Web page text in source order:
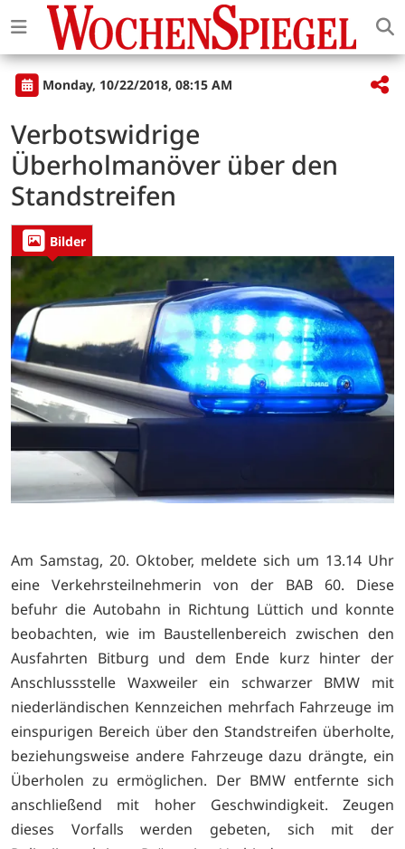
Monday, 10/22/2018, 08:15 AM
Verbotswidrige
Überholmanöver über den
Standstreifen
Bilder
Am Samstag, 20. Oktober, meldete sich um 13.14 Uhr
eine Verkehrsteilnehmerin von der BAB 60. Diese
befuhr die Autobahn in Richtung Lüttich und konnte
beobachten, wie im Baustellenbereich zwischen den
Ausfahrten Bitburg und dem Ende kurz hinter der
Anschlussstelle Waxweiler ein schwarzer BMW mit
niederländischen Kennzeichen mehrfach Fahrzeuge im
einspurigen Bereich über den Standstreifen überholte,
beziehungsweise andere Fahrzeuge dazu drängte, ein
Überholen zu ermöglichen. Der BMW entfernte sich
anschließend mit hoher Geschwindigkeit. Zeugen
dieses Vorfalls werden gebeten, sich mit der